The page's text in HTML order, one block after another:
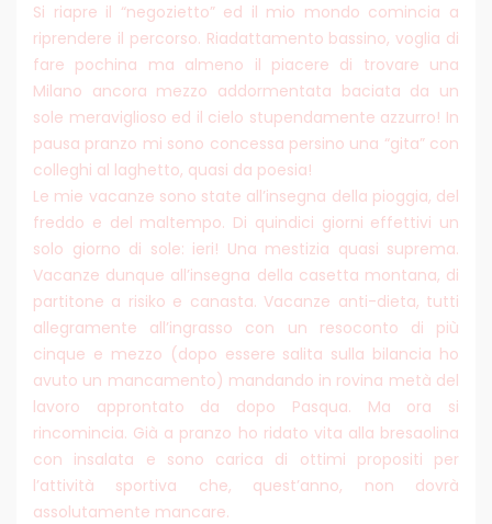
Si riapre il “negozietto” ed il mio mondo comincia a
riprendere il percorso. Riadattamento bassino, voglia di
fare pochina ma almeno il piacere di trovare una
Milano ancora mezzo addormentata baciata da un
sole meraviglioso ed il cielo stupendamente azzurro! In
pausa pranzo mi sono concessa persino una “gita” con
colleghi al laghetto, quasi da poesia!
Le mie vacanze sono state all’insegna della pioggia, del
freddo e del maltempo. Di quindici giorni effettivi un
solo giorno di sole: ieri! Una mestizia quasi suprema.
Vacanze dunque all’insegna della casetta montana, di
partitone a risiko e canasta. Vacanze anti-dieta, tutti
allegramente all’ingrasso con un resoconto di più
cinque e mezzo (dopo essere salita sulla bilancia ho
avuto un mancamento) mandando in rovina metà del
lavoro approntato da dopo Pasqua. Ma ora si
rincomincia. Già a pranzo ho ridato vita alla bresaolina
con insalata e sono carica di ottimi propositi per
l’attività sportiva che, quest’anno, non dovrà
assolutamente mancare.